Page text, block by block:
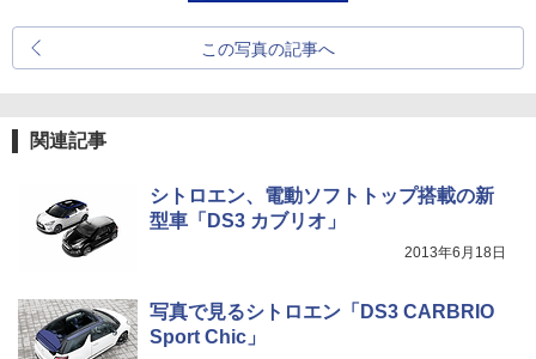
この写真の記事へ
関連記事
シトロエン、電動ソフトトップ搭載の新
型車「DS3 カブリオ」
2013年6月18日
写真で見るシトロエン「DS3 CARBRIO
Sport Chic」